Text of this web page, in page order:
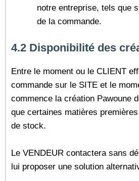
notre entreprise, tels que
de la commande.
4.2 Disponibilité des
Entre le moment ou le CLIENT
commande sur le SITE et le
commence la création Pawoune
que certaines matières
de stock.
Le VENDEUR contactera sans
lui proposer une solution